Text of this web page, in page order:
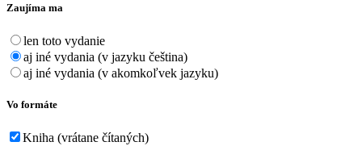
Zaujíma ma
len toto vydanie
aj iné vydania (v jazyku čeština)
aj iné vydania (v akomkoľvek jazyku)
Vo formáte
Kniha (vrátane čítaných)